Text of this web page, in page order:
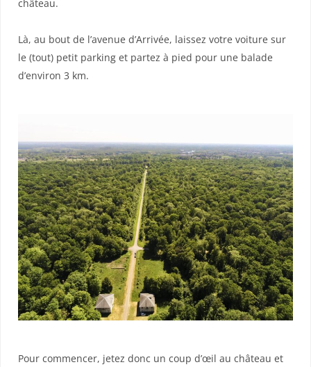
château.
Là, au bout de l’avenue d’Arrivée, laissez votre voiture sur
le (tout) petit parking et partez à pied pour une balade
d’environ 3 km.
Pour commencer, jetez donc un coup d’œil au château et